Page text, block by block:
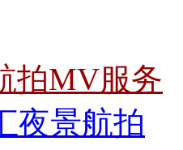
拍MV服务
夜景航拍